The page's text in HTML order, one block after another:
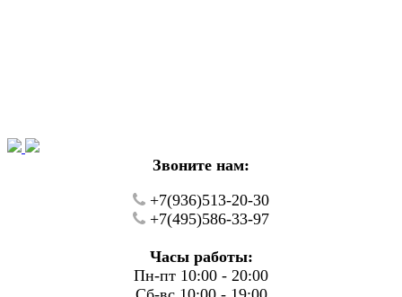
Звоните нам:
+7(936)513-20-30
+7(495)586-33-97
Часы работы:
Пн-пт 10:00 - 20:00